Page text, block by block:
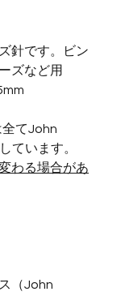
針です。ビン
ズなど用
てJohn
ています。
わる場合があ
（John